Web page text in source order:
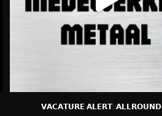
𝗩𝗔𝗖𝗔𝗧𝗨𝗥𝗘 𝗔𝗟𝗘𝗥𝗧: 𝗔𝗟𝗟𝗥𝗢𝗨𝗡𝗗